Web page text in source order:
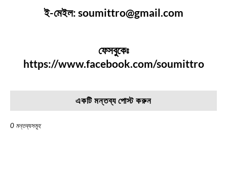
ই-মেইল: soumittro@gmail.com
ফেসবুকেঃ
https://www.facebook.com/soumittro
একটি মন্তব্য পোস্ট করুন
0 মন্তব্যসমূহ